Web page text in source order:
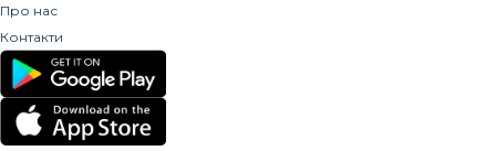
Про нас
Контакти